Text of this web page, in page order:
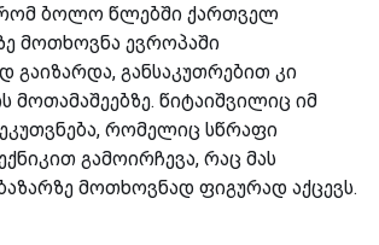
რომ ბოლო წლებში ქართველ
მოთხოვნა ევროპაში
გაიზარდა, განსაკუთრებით კი
მოთამაშეებზე. წიტაიშვილიც იმ
რომელიც სწრაფი
გამოირჩევა, რაც მას
მოთხოვნად ფიგურად აქცევს.